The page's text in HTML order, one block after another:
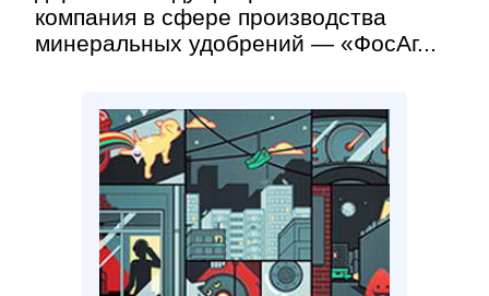
компания в сфере производства
минеральных удобрений — «ФосАг...